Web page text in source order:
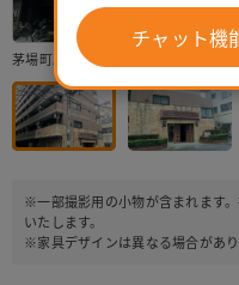
茅場町駅・日本橋駅ともに駅近の物
※一部撮影用の小物が含まれます
いたします。
※家具デザインは異なる場合があり
チャット機